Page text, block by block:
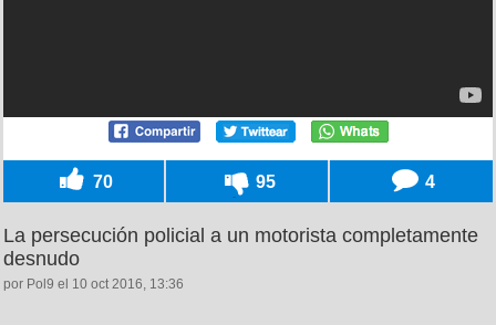
70 95 4
La persecución policial a un motorista completamente
desnudo
por Pol9 el 10 oct 2016, 13:36